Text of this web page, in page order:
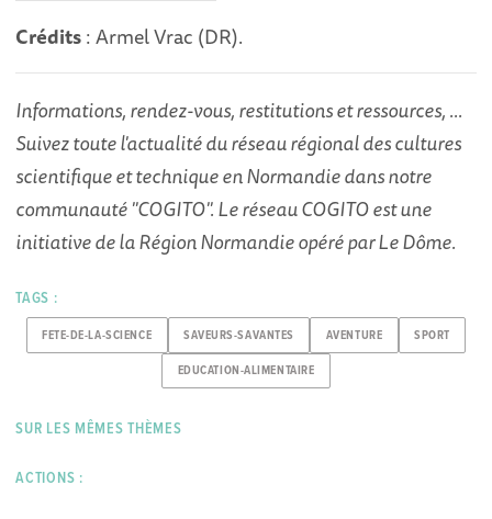
Crédits: Armel Vrac (DR).
Informations, rendez-vous, restitutions et ressources, ...
Suivez toute l'actualité du réseau régional des cultures
scientifique et technique en Normandie dans notre
communauté "COGITO". Le réseau COGITO est une
initiative de la Région Normandie opéré par Le Dôme.
TAGS :
FETE-DE-LA-SCIENCE SAVEURS-SAVANTES AVENTURE SPORT
EDUCATION-ALIMENTAIRE
SUR LES MÊMES THÈMES
ACTIONS :